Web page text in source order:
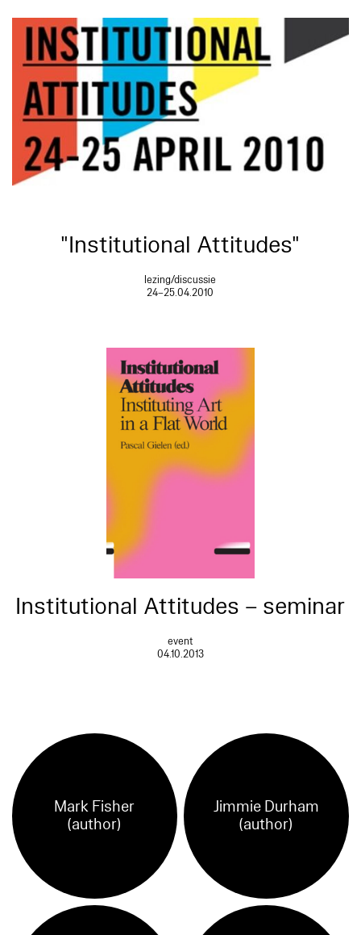
"Institutional Attitudes"
lezing/discussie
24–25.04.2010
Institutional Attitudes – seminar
event
04.10.2013
Mark Fisher
(author)
Jimmie Durham
(author)